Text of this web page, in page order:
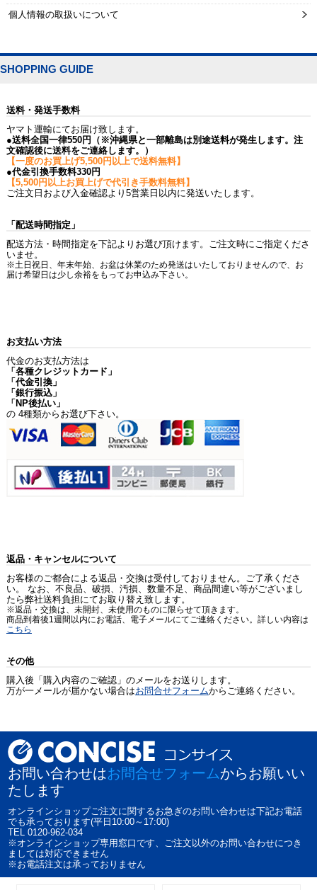
個人情報の取扱いについて
SHOPPING GUIDE
送料・発送手数料
ヤマト運輸にてお届け致します。
●送料全国一律550円（※沖縄県と一部離島は別途送料が発生します。注
文確認後に送料をご連絡します。）
【一度のお買上げ5,500円以上で送料無料】
●代金引換手数料330円
【5,500円以上お買上げで代引き手数料無料】
ご注文日および入金確認より5営業日以内に発送いたします。
「配送時間指定」
配送方法・時間指定を下記よりお選び頂けます。ご注文時にご指定くださ
いませ。
※土日祝日、年末年始、お盆は休業のため発送はいたしておりませんので、お
届け希望日は少し余裕をもってお申込み下さい。
お支払い方法
代金のお支払方法は
「各種クレジットカード」
「代金引換」
「銀行振込」
「NP後払い」
の 4種類からお選び下さい。
返品・キャンセルについて
お客様のご都合による返品・交換は受付しておりません。ご了承くださ
い。 なお、不良品、破損、汚損、数量不足、商品間違い等がございまし
たら弊社送料負担にてお取り替え致します。
※返品・交換は、未開封、未使用のものに限らせて頂きます。
商品到着後1週間以内にお電話、電子メールにてご連絡ください。詳しい内容は
こちら
その他
購入後「購入内容のご確認」のメールをお送りします。
万が一メールが届かない場合はお問合せフォームからご連絡ください。
お問い合わせはお問合せフォームからお願いい
たします
オンラインショップご注文に関するお急ぎのお問い合わせは下記お電話
でも承っております(平日10:00～17:00)
TEL 0120-962-034
※オンラインショップ専用窓口です、ご注文以外のお問い合わせにつき
ましては対応できません
※お電話注文は承っておりません